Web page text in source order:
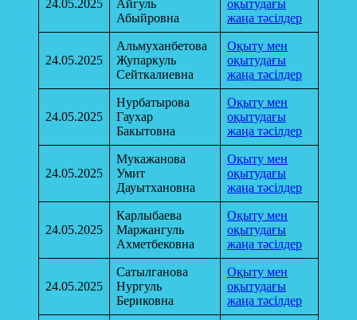
24.05.2025
Айгуль
Абыйровна
оқытудағы
жаңа тәсілдер
24.05.2025
Альмуханбетова
Жупаркуль
Сейткалиевна
Оқыту мен
оқытудағы
жаңа тәсілдер
24.05.2025
Нурбатырова
Гаухар
Бакытовна
Оқыту мен
оқытудағы
жаңа тәсілдер
24.05.2025
Мукажанова
Умит
Дауытхановна
Оқыту мен
оқытудағы
жаңа тәсілдер
24.05.2025
Карлыбаева
Маржангуль
Ахметбековна
Оқыту мен
оқытудағы
жаңа тәсілдер
24.05.2025
Сатылганова
Нургуль
Бериковна
Оқыту мен
оқытудағы
жаңа тәсілдер